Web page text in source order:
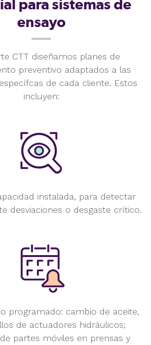
para sistemas de
ensayo
CTT diseñamos planes de
preventivo adaptados a las
de cada cliente. Estos
incluyen:
instalada, para detectar
desviaciones o desgaste crítico.
programado: cambio de aceite,
de actuadores hidráulicos;
partes móviles en prensas y